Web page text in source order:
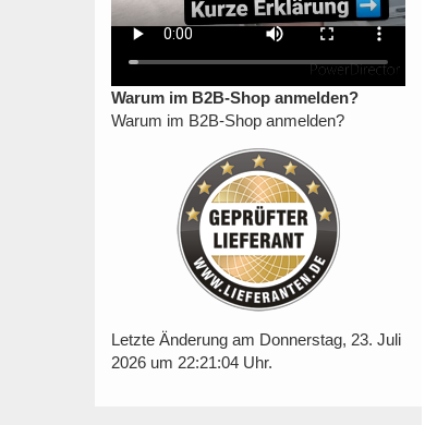
Warum im B2B-Shop anmelden?
Warum im B2B-Shop anmelden?
Letzte Änderung am Donnerstag, 23. Juli
2026 um 22:21:04 Uhr.